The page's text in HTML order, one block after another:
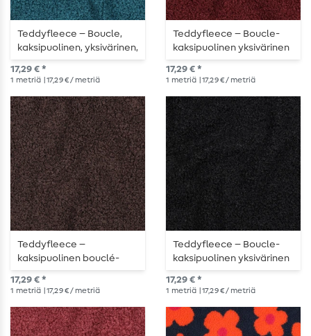
Teddyfleece – Boucle,
kaksipuolinen, yksivärinen,
petrol
17,29 € *
1 metriä | 17,29 € / metriä
Teddyfleece – Boucle-
kaksipuolinen yksivärinen
bordeaux
17,29 € *
1 metriä | 17,29 € / metriä
Teddyfleece –
kaksipuolinen bouclé-
kangas, yksivärinen
ruskea
17,29 € *
1 metriä | 17,29 € / metriä
Teddyfleece – Boucle-
kaksipuolinen yksivärinen
musta
17,29 € *
1 metriä | 17,29 € / metriä